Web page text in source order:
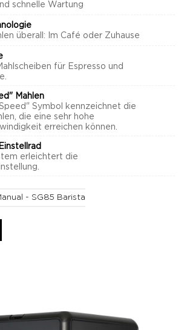
schnelle Wartung
überall: Im Café oder Zuhause
für Espresso und
Mahlen
Symbol kennzeichnet die
die eine sehr hohe
erreichen können.
erleichtert die
- SG85 Barista